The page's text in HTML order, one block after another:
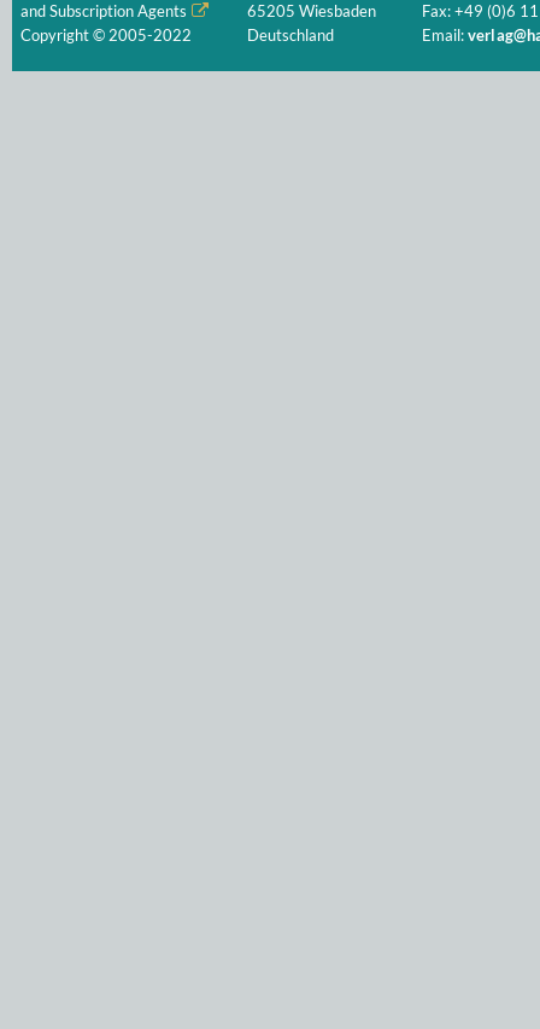
and Subscription Agents
Copyright © 2005-2022
65205 Wiesbaden
Deutschland
Fax: +49 (0)6
Email: